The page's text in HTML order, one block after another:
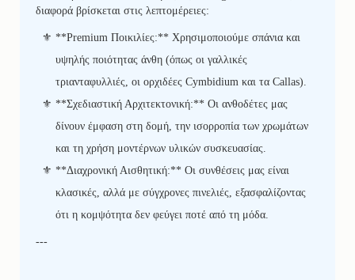
διαφορά βρίσκεται στις λεπτομέρειες:
**Premium Ποικιλίες:** Χρησιμοποιούμε σπάνια και
υψηλής ποιότητας άνθη (όπως οι γαλλικές
τριανταφυλλιές, οι ορχιδέες Cymbidium και τα Callas).
**Σχεδιαστική Αρχιτεκτονική:** Οι ανθοδέτες μας
δίνουν έμφαση στη δομή, την ισορροπία των χρωμάτων
και τη χρήση μοντέρνων υλικών συσκευασίας.
**Διαχρονική Αισθητική:** Οι συνθέσεις μας είναι
κλασικές, αλλά με σύγχρονες πινελιές, εξασφαλίζοντας
ότι η κομψότητα δεν φεύγει ποτέ από τη μόδα.
---